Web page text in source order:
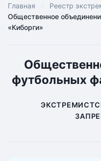
Главная
Реестр
Общественное
«Киборги»
футбольных